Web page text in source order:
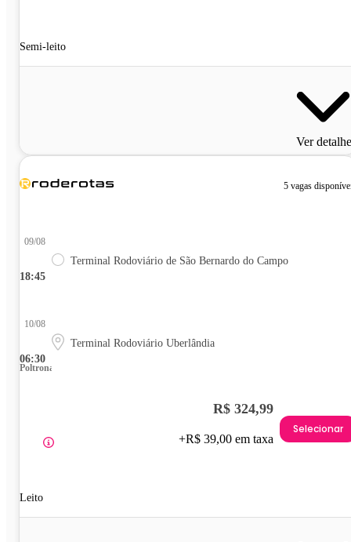
Semi-leito
Ver
5 vagas
18:45
09/08
Terminal Rodoviário de São Bernardo do Campo
06:30
10/08
Terminal Rodoviário Uberlândia
Poltrona
Leito
R$ 324,99
+R$ 39,00 em taxa
Selecionar